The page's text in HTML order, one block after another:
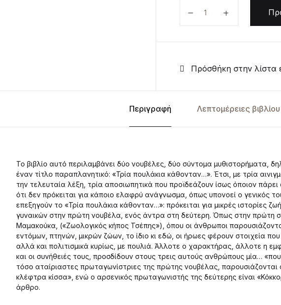
Πρόσθήκη στην λίστα
Περιγραφή Λεπτομέρειες βιβλίου
Το βιβλίο αυτό περιλαμβάνει δύο νουβέλες, δύο σύντομα μυθιστορήματα,
έναν τίτλο παραπλανητικό: «Τρία πουλάκια κάθονταν…». Έτσι, με τρία
την τελευταία λέξη, τρία αποσιωπητικά που προϊδεάζουν ίσως όποιον πάρει
ότι δεν πρόκειται για κάποιο ελαφρύ ανάγνωσμα, όπως υπονοεί ο γενικός
επεξηγούν το «Τρία πουλάκια κάθονταν…»: πρόκειται για μικρές ιστορίες
γυναικών στην πρώτη νουβέλα, ενός άντρα στη δεύτερη. Όπως στην πρώτη
Μαμακούκα, («Ζωολογικός κήπος Τσέπης»), όπου οι άνθρωποι
εντόμων, πτηνών, μικρών ζώων, το ίδιο κι εδώ, οι ήρωες φέρουν στοιχεία που
αλλά και πολιτισμικά κυρίως, με πουλιά. Άλλοτε ο χαρακτήρας, άλλοτε η
και οι συνήθειές τους, προσδίδουν στους τρεις αυτούς ανθρώπους μία…
τόσο αταίριαστες πρωταγωνίστριες της πρώτης νουβέλας,
κλέφτρα κίσσα», ενώ ο αρσενικός πρωταγωνιστής της δεύτερης είναι
άρθρο.